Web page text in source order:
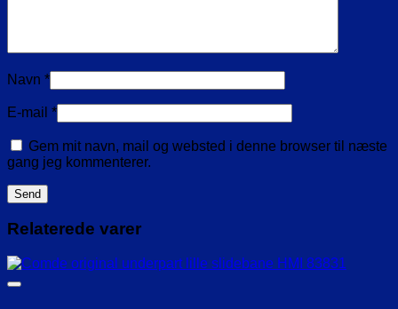
Navn *
E-mail *
Gem mit navn, mail og websted i denne browser til næste
gang jeg kommenterer.
Relaterede varer